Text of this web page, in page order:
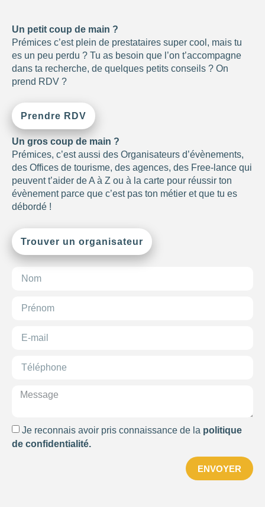
Un petit coup de main ?
Prémices c’est plein de prestataires super cool, mais tu
es un peu perdu ? Tu as besoin que l’on t’accompagne
dans ta recherche, de quelques petits conseils ? On
prend RDV ?
Prendre RDV
Un gros coup de main ?
Prémices, c’est aussi des Organisateurs d’évènements,
des Offices de tourisme, des agences, des Free-lance qui
peuvent t’aider de A à Z ou à la carte pour réussir ton
évènement parce que c’est pas ton métier et que tu es
débordé !
Trouver un organisateur
Je reconnais avoir pris connaissance de la politique
de confidentialité.
ENVOYER
BUDGET DE LA
PRESTATION
-1 —8000
CONSEILLÉ
POUR
Choisir